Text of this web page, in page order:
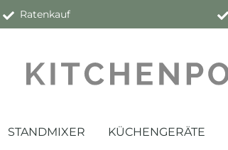
Ratenkauf
STANDMIXER KÜCHENGERÄTE